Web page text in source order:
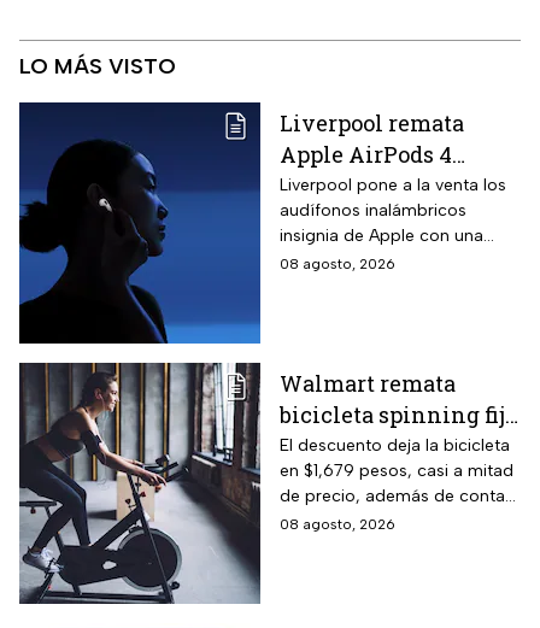
LO MÁS VISTO
Liverpool remata
Apple AirPods 4
inalámbricos con 20%
descuento y hasta 16
MSI
Liverpool pone a la venta los
audífonos inalámbricos
insignia de Apple con una
rebaja considerable y
08 agosto, 2026
Walmart remata
bicicleta spinning fija
con monitoreo de
velocidad, calorías y
pulso, ideal para hacer
cardio en casa
El descuento deja la bicicleta
en $1,679 pesos, casi a mitad
de precio, además de contar
el beneficio de meses sin
08 agosto, 2026